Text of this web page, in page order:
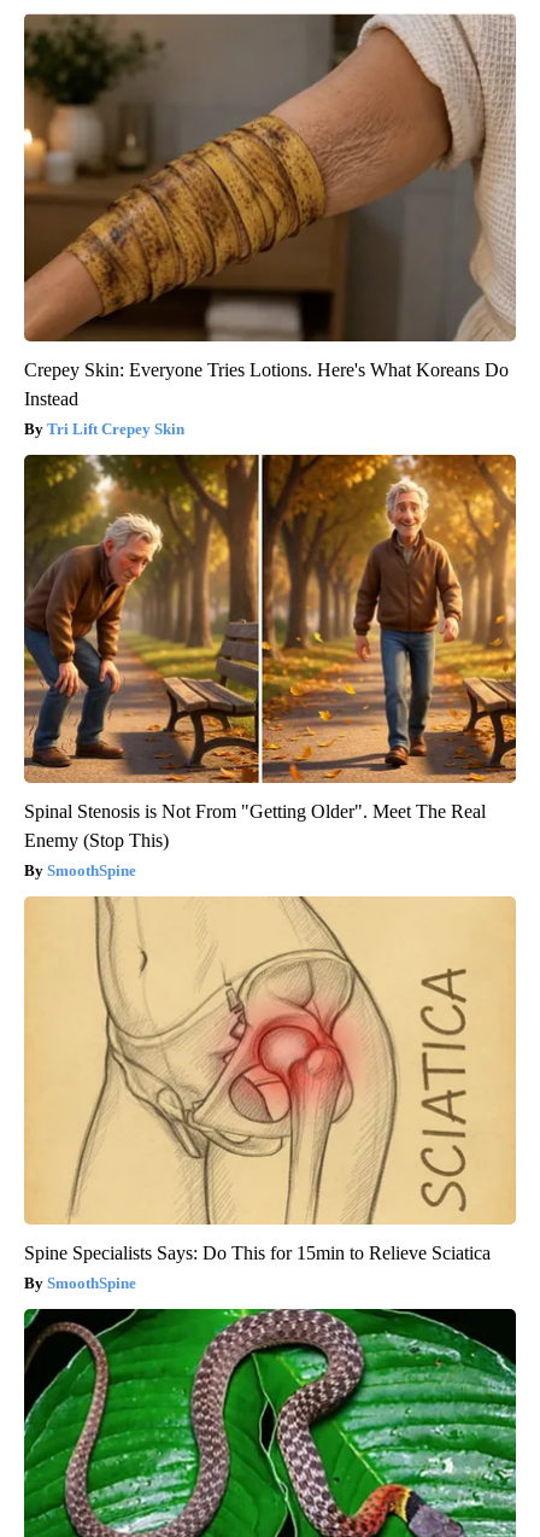
Crepey Skin: Everyone Tries Lotions. Here's What Koreans Do
Instead
Tri Lift Crepey Skin
Spinal Stenosis is Not From "Getting Older". Meet The Real
Enemy (Stop This)
SmoothSpine
Spine Specialists Says: Do This for 15min to Relieve Sciatica
SmoothSpine